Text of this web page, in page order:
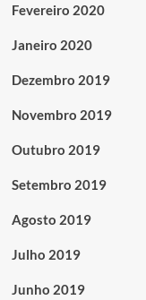
Fevereiro 2020
Janeiro 2020
Dezembro 2019
Novembro 2019
Outubro 2019
Setembro 2019
Agosto 2019
Julho 2019
Junho 2019